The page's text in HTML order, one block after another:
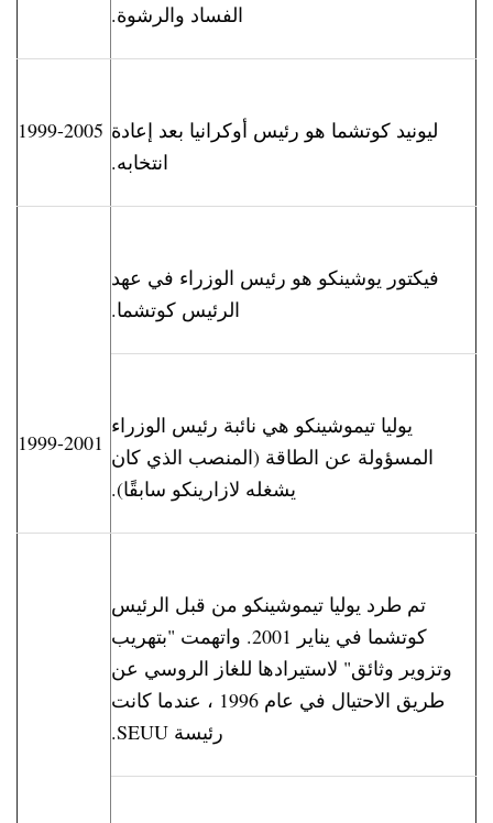
الفساد والرشوة.
1999-2005 ليونيد كوتشما هو رئيس أوكرانيا بعد إعادة
انتخابه.
1999-2001
فيكتور يوشينكو هو رئيس الوزراء في عهد
الرئيس كوتشما.
يوليا تيموشينكو هي نائبة رئيس الوزراء
المسؤولة عن الطاقة (المنصب الذي كان
يشغله لازارينكو سابقًا).
تم طرد يوليا تيموشينكو من قبل الرئيس
كوتشما في يناير 2001. واتهمت "بتهريب
وتزوير وثائق" لاستيرادها للغاز الروسي عن
طريق الاحتيال في عام 1996 ، عندما كانت
رئيسة SEUU.